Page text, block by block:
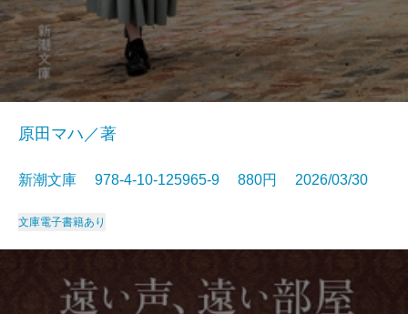
原田マハ／著
新潮文庫 978-4-10-125965-9 880円 2026/03/30
文庫電子書籍あり